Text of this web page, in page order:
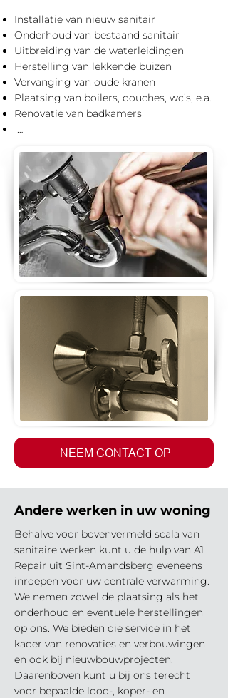
Installatie van nieuw sanitair
Onderhoud van bestaand sanitair
Uitbreiding van de waterleidingen
Herstelling van lekkende buizen
Vervanging van oude kranen
Plaatsing van boilers, douches, wc’s, e.a.
Renovatie van badkamers
…
NEEM CONTACT OP
Andere werken in uw woning
Behalve voor bovenvermeld scala van
sanitaire werken kunt u de hulp van A1
Repair uit Sint-Amandsberg eveneens
inroepen voor uw centrale verwarming.
We nemen zowel de plaatsing als het
onderhoud en eventuele herstellingen
op ons. We bieden die service in het
kader van renovaties en verbouwingen
en ook bij nieuwbouwprojecten.
Daarenboven kunt u bij ons terecht
voor bepaalde lood-, koper- en